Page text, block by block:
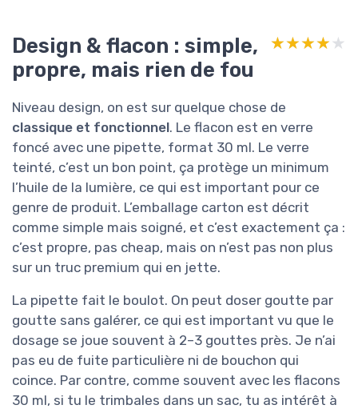
Design & flacon : simple,
propre, mais rien de fou
★★★★★
★★★★★
Niveau design, on est sur quelque chose de
classique et fonctionnel. Le flacon est en verre
foncé avec une pipette, format 30 ml. Le verre
teinté, c’est un bon point, ça protège un minimum
l’huile de la lumière, ce qui est important pour ce
genre de produit. L’emballage carton est décrit
comme simple mais soigné, et c’est exactement ça :
c’est propre, pas cheap, mais on n’est pas non plus
sur un truc premium qui en jette.
La pipette fait le boulot. On peut doser goutte par
goutte sans galérer, ce qui est important vu que le
dosage se joue souvent à 2–3 gouttes près. Je n’ai
pas eu de fuite particulière ni de bouchon qui
coince. Par contre, comme souvent avec les flacons
30 ml, si tu le trimbales dans un sac, tu as intérêt à